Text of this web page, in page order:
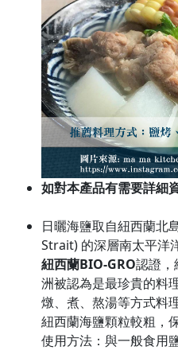
如對本產品有需要詳細
日曬海鹽取自紐西蘭北
Strait) 的深層南太平洋
紐西蘭BIO-GRO認證，
洲被認為是最珍貴的料
燉、煮、熬湯等方式料
紐西蘭海鹽顆粒較粗，
使用方法：與一般食用